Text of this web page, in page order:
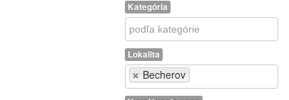
Kategória
Kategória
Lokalita
Becherov
Lokalita